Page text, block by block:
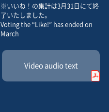
※いいね！の集計は3月31日にて終
了いたしました。
Voting the “Like!” has ended on
March
Videoaudio text